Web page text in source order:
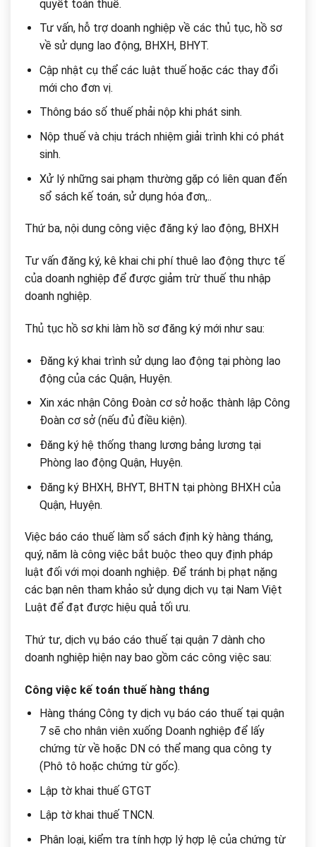
quyết toán thuế.
Tư vấn, hỗ trợ doanh nghiệp về các thủ tục, hồ sơ
về sử dụng lao động, BHXH, BHYT.
Cập nhật cụ thể các luật thuế hoặc các thay đổi
mới cho đơn vị.
Thông báo số thuế phải nộp khi phát sinh.
Nộp thuế và chịu trách nhiệm giải trình khi có phát
sinh.
Xử lý những sai phạm thường gặp có liên quan đến
sổ sách kế toán, sử dụng hóa đơn,..
Thứ ba, nội dung công việc đăng ký lao động, BHXH
Tư vấn đăng ký, kê khai chi phí thuê lao động thực tế
của doanh nghiệp để được giảm trừ thuế thu nhập
doanh nghiệp.
Thủ tục hồ sơ khi làm hồ sơ đăng ký mới như sau:
Đăng ký khai trình sử dụng lao động tại phòng lao
động của các Quận, Huyện.
Xin xác nhận Công Đoàn cơ sở hoặc thành lập Công
Đoàn cơ sở (nếu đủ điều kiện).
Đăng ký hệ thống thang lương bảng lương tại
Phòng lao động Quận, Huyện.
Đăng ký BHXH, BHYT, BHTN tại phòng BHXH của
Quận, Huyện.
Việc báo cáo thuế làm sổ sách định kỳ hàng tháng,
quý, năm là công việc bắt buộc theo quy định pháp
luật đối với mọi doanh nghiệp. Để tránh bị phạt nặng
các bạn nên tham khảo sử dụng dịch vụ tại Nam Việt
Luật để đạt được hiệu quả tối ưu.
Thứ tư, dịch vụ báo cáo thuế tại quận 7 dành cho
doanh nghiệp hiện nay bao gồm các công việc sau:
Công việc kế toán thuế hàng tháng
Hàng tháng Công ty dịch vụ báo cáo thuế tại quận
7 sẽ cho nhân viên xuống Doanh nghiệp để lấy
chứng từ về hoặc DN có thể mang qua công ty
(Phô tô hoặc chứng từ gốc).
Lập tờ khai thuế GTGT
Lập tờ khai thuế TNCN.
Phân loại, kiểm tra tính hợp lý hợp lệ của chứng từ